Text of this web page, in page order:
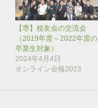
ま
す
)
い
ウ
ィ
ン
ド
ウ
き
ま
す
【専】校友会の交流会
（2019年度～2022年度の
卒業生対象）
2024年4月4日
オンライン会報2023